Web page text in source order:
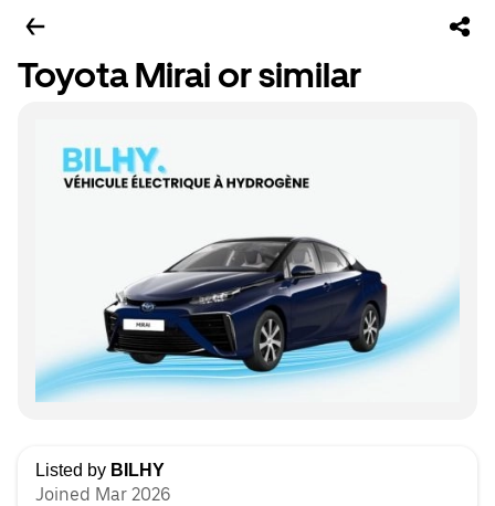
Toyota Mirai or similar
Listed by BILHY
Joined Mar 2026